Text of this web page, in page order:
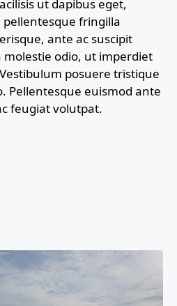
ut dapibus eget,
pellentesque fringilla
ante ac suscipit
molestie odio, ut imperdiet
posuere tristique
Pellentesque euismod ante
feugiat volutpat.